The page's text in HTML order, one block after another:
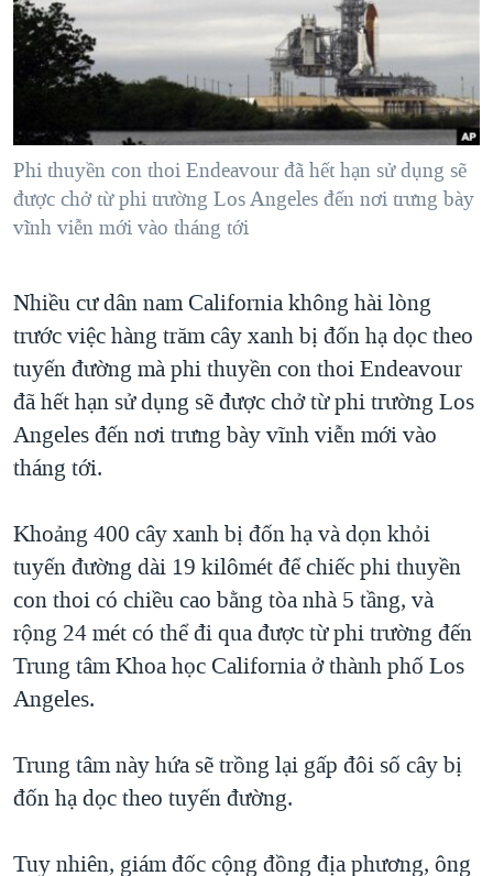
"Tìm"NGƯỜI VIỆT HẢI NGOẠI
ĐỜI SỐNG
KHOA HỌC
SỨC KHOẺ
VĂN HOÁ
GIÁO DỤC
TẠI
HÀNH TRÌNH BẦU CỬ 2024
MỘT NĂM CHIẾN TRANH TẠI DẢI GAZA
GIẢI MÃ VÀNH ĐAI & CON ĐƯỜNG
NGÀY TỊ NẠN THẾ GIỚI
TRỊNH VĨNH BÌNH - NGƯỜI HẠ 'BÊN THẮNG CUỘC'
GROUND ZERO – XƯA VÀ NAY
THƯỢNG ĐỈNH TRUMP-KIM TẠI VIỆT NAM
TRỊNH VĨNH BÌNH VS. CHÍNH PHỦ VIỆT NAM
NGƯ DÂN VIỆT VÀ LÀN SÓNG TRỘM HẢI SÂM
BÊN KIA QUỐC LỘ: TIẾNG VỌNG TỪ NÔNG THÔN MỸ
VIDEO
NGHE
Ngôn ngữ khác
Phi thuyền con thoi Endeavour đã hết hạn sử dụng sẽ
được chở từ phi trường Los Angeles đến nơi trưng bày
vĩnh viễn mới vào tháng tới
Nhiều cư dân nam California không hài lòng
trước việc hàng trăm cây xanh bị đốn hạ dọc theo
tuyến đường mà phi thuyền con thoi Endeavour
đã hết hạn sử dụng sẽ được chở từ phi trường Los
Angeles đến nơi trưng bày vĩnh viễn mới vào
tháng tới.
Khoảng 400 cây xanh bị đốn hạ và dọn khỏi
tuyến đường dài 19 kilômét để chiếc phi thuyền
con thoi có chiều cao bằng tòa nhà 5 tầng, và
rộng 24 mét có thể đi qua được từ phi trường đến
Trung tâm Khoa học California ở thành phố Los
Angeles.
Trung tâm này hứa sẽ trồng lại gấp đôi số cây bị
đốn hạ dọc theo tuyến đường.
Tuy nhiên, giám đốc cộng đồng địa phương, ông